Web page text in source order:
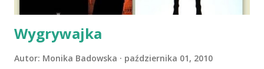
Dopier...
Wygrywajka
Autor: Monika Badowska października 01, 2010